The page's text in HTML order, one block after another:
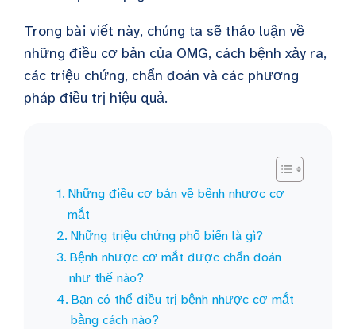
Trong bài viết này, chúng ta sẽ thảo luận về
những điều cơ bản của OMG, cách bệnh xảy ra,
các triệu chứng, chẩn đoán và các phương
pháp điều trị hiệu quả.
Những điều cơ bản về bệnh nhược cơ
mắt
Những triệu chứng phổ biến là gì?
Bệnh nhược cơ mắt được chẩn đoán
như thế nào?
Bạn có thể điều trị bệnh nhược cơ mắt
bằng cách nào?